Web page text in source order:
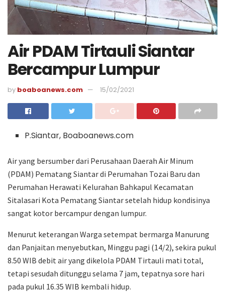
Air PDAM Tirtauli Siantar
Bercampur Lumpur
by boaboanews.com 15/02/2021
P.Siantar, Boaboanews.com
Air yang bersumber dari Perusahaan Daerah Air Minum
(PDAM) Pematang Siantar di Perumahan Tozai Baru dan
Perumahan Herawati Kelurahan Bahkapul Kecamatan
Sitalasari Kota Pematang Siantar setelah hidup kondisinya
sangat kotor bercampur dengan lumpur.
Menurut keterangan Warga setempat bermarga Manurung
dan Panjaitan menyebutkan, Minggu pagi (14/2), sekira pukul
8.50 WIB debit air yang dikelola PDAM Tirtauli mati total,
tetapi sesudah ditunggu selama 7 jam, tepatnya sore hari
pada pukul 16.35 WIB kembali hidup.